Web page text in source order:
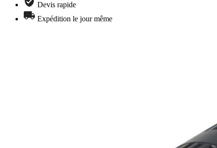
Devis rapide
Expédition le jour même